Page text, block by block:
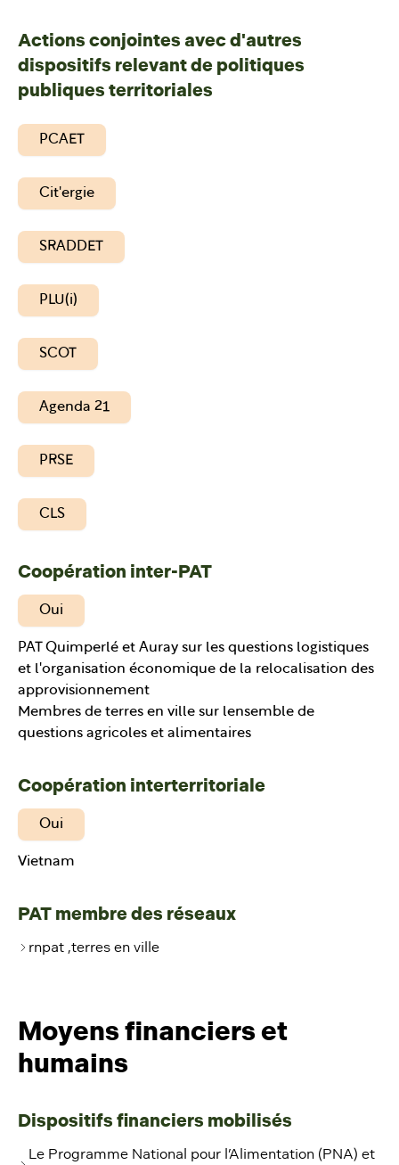
Actions conjointes avec d'autres
dispositifs relevant de politiques
publiques territoriales
PCAET
Cit'ergie
SRADDET
PLU(i)
SCOT
Agenda 21
PRSE
CLS
Coopération inter-PAT
Oui
PAT Quimperlé et Auray sur les questions logistiques
et l'organisation économique de la relocalisation des
approvisionnement
Membres de terres en ville sur lensemble de
questions agricoles et alimentaires
Coopération interterritoriale
Oui
Vietnam
PAT membre des réseaux
rnpat ,terres en ville
Moyens financiers et
humains
Dispositifs financiers mobilisés
Le Programme National pour l’Alimentation (PNA) et